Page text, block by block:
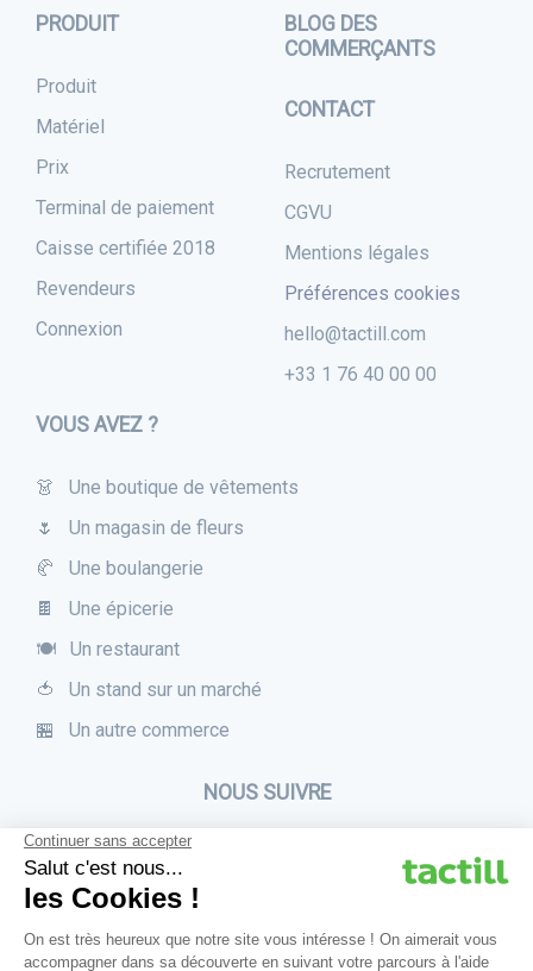
PRODUIT
Produit
Matériel
Prix
Terminal de paiement
Caisse certifiée 2018
Revendeurs
Connexion
BLOG DES
COMMERÇANTS
CONTACT
Recrutement
CGVU
Mentions légales
Préférences cookies
hello@tactill.com
+33 1 76 40 00 00
VOUS AVEZ ?
👗 Une boutique de vêtements
🌷 Un magasin de fleurs
🥐 Une boulangerie
🍫 Une épicerie
🍽 Un restaurant
🍅 Un stand sur un marché
🏪 Un autre commerce
NOUS SUIVRE
Parlez-nous